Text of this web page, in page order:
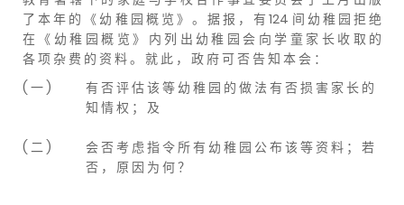
了 本 年 的 《 幼 稚 园 概 览 》 。 据 报 ， 有 124 间 幼 稚 园 拒 绝
在 《 幼 稚 园 概 览 》 内 列 出 幼 稚 园 会 向 学 童 家 长 收 取 的
各 项 杂 费 的 资 料 。 就 此 ， 政 府 可 否 告 知 本 会 ：
( 一 )
有 否 评 估 该 等 幼 稚 园 的 做 法 有 否 损 害 家 长 的
知 情 权 ； 及
( 二 )
会 否 考 虑 指 令 所 有 幼 稚 园 公 布 该 等 资 料 ； 若
否 ， 原 因 为 何 ？